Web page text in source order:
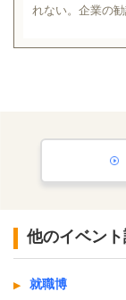
れない。企業の
他のイベント
就職博